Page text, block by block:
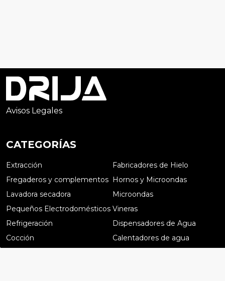
Avisos Legales
CATEGORÍAS
Extracción
Fabricadores de Hielo
Fregaderos y complementos Hornos y Microondas
Lavadora secadora
Microondas
Pequeños Electrodomésticos Vineras
Refrigeración
Dispensadores de Agua
Cocción
Calentadores de agua